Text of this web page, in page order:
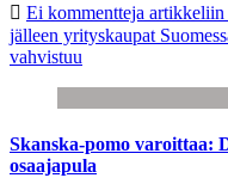
Ei kommentteja artikkeliin
jälleen yrityskaupat
vahvistuu
Skanska-pomo varoittaa:
osaajapula